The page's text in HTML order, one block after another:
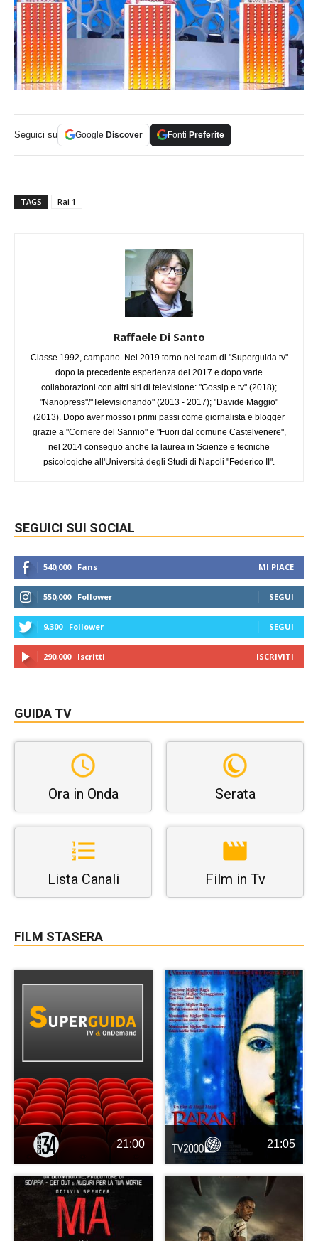
Seguici su Google Discover Fonti Preferite
TAGS Rai 1
Raffaele Di Santo
Classe 1992, campano. Nel 2019 torno nel team di "Superguida tv"
dopo la precedente esperienza del 2017 e dopo varie
collaborazioni con altri siti di televisione: "Gossip e tv" (2018);
"Nanopress"/"Televisionando" (2013 - 2017); "Davide Maggio"
(2013). Dopo aver mosso i primi passi come giornalista e blogger
grazie a "Corriere del Sannio" e "Fuori dal comune Castelvenere",
nel 2014 conseguo anche la laurea in Scienze e tecniche
psicologiche all'Università degli Studi di Napoli "Federico II".
SEGUICI SUI SOCIAL
540,000 Fans MI PIACE
550,000 Follower SEGUI
9,300 Follower SEGUI
290,000 Iscritti ISCRIVITI
GUIDA TV
Ora in Onda Serata
Lista Canali Film in Tv
FILM STASERA
21:00 21:05